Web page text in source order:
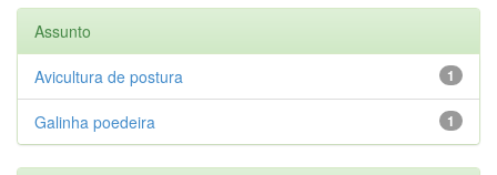
Assunto
1
Avicultura de postura
1
Galinha poedeira